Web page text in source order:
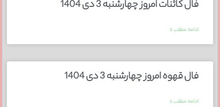
فال کائنات امروز چهارشنبه 3 دی 1404
ادامه مطلب »
فال قهوه امروز چهارشنبه 3 دی 1404
ادامه مطلب »